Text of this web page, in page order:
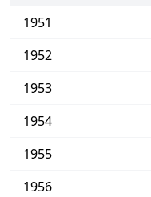
1951
1952
1953
1954
1955
1956